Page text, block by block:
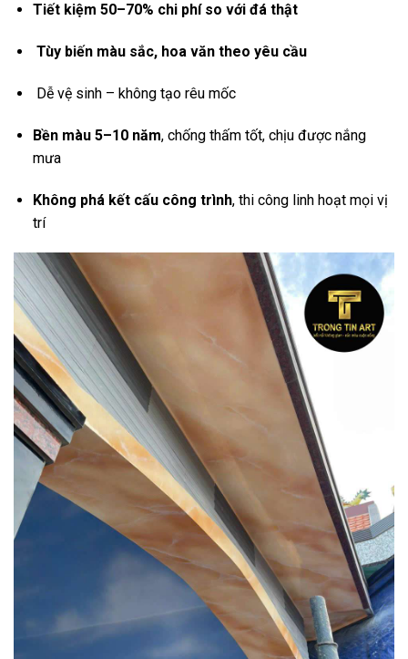
Tiết kiệm 50–70% chi phí so với đá thật
Tùy biến màu sắc, hoa văn theo yêu cầu
Dễ vệ sinh – không tạo rêu mốc
Bền màu 5–10 năm, chống thấm tốt, chịu được nắng
mưa
Không phá kết cấu công trình, thi công linh hoạt mọi vị
trí